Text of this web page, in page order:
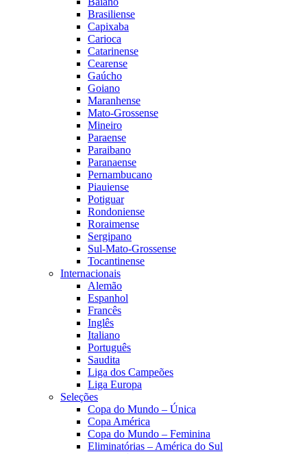
Brasiliense
Capixaba
Carioca
Catarinense
Cearense
Gaúcho
Goiano
Maranhense
Mato-Grossense
Mineiro
Paraense
Paraibano
Paranaense
Pernambucano
Piauiense
Potiguar
Rondoniense
Roraimense
Sergipano
Sul-Mato-Grossense
Tocantinense
Internacionais
Alemão
Espanhol
Francês
Inglês
Italiano
Português
Saudita
Liga dos Campeões
Liga Europa
Seleções
Copa do Mundo – Única
Copa América
Copa do Mundo – Feminina
Eliminatórias – América do Sul